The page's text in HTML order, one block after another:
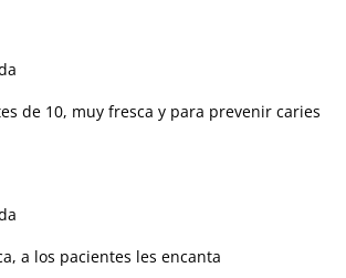
de 10, muy fresca y para prevenir caries
a los pacientes les encanta